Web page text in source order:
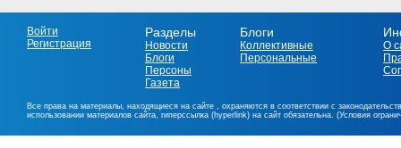
Войти
Регистрация
Разделы
Новости
Блоги
Персоны
Газета
Блоги
Коллективные
Персональные
О
Все права на материалы, находящиеся на сайте , охраняются в соответствии с
использовании материалов сайта, гиперссылка (hyperlink) на сайт обязательна. (Условия